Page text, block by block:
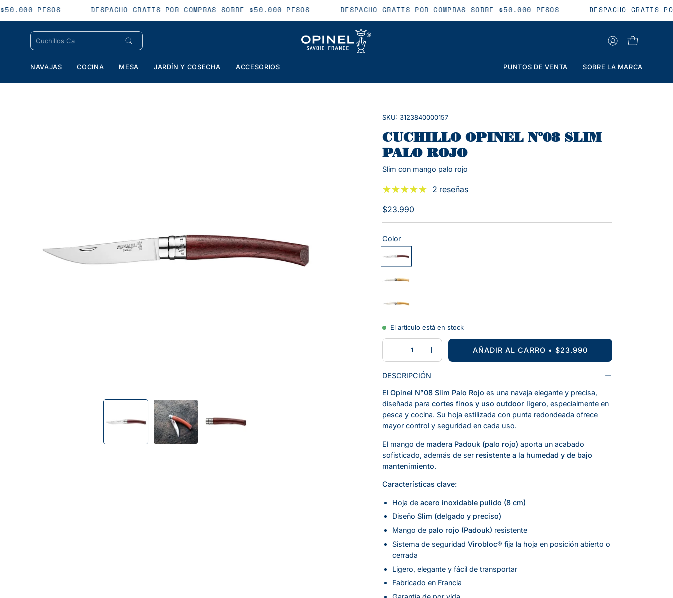
Saltar
al
contenido
$50.000 PESOS DESPACHO GRATIS POR COMPRAS SOBRE $50.000 PESOS DESPACHO GRATIS POR COMPRAS SOBRE $50.000 PESOS DESPACHO
MI
CARRO
NAVAJAS COCINA MESA JARDÍN Y COSECHA ACCESORIOS PUNTOS DE VENTA SOBRE LA MARCA
SKU: 3123840000157
CUCHILLO OPINEL N°08 SLIM
PALO ROJO
Slim con mango palo rojo
2 reseñas
$23.990
Color
El artículo está en stock
CANTIDAD
Cantidad
AÑADIR AL CARRO $23.990
DESCRIPCIÓN
El Opinel N°08 Slim Palo Rojo es una navaja elegante y precisa,
diseñada para cortes finos y uso outdoor ligero, especialmente en
pesca y cocina. Su hoja estilizada con punta redondeada ofrece
mayor control y seguridad en cada uso.
El mango de madera Padouk (palo rojo) aporta un acabado
sofisticado, además de ser resistente a la humedad y de bajo
mantenimiento.
Características clave:
Hoja de acero inoxidable pulido (8 cm)
Diseño Slim (delgado y preciso)
Mango de palo rojo (Padouk) resistente
Sistema de seguridad Virobloc® fija la hoja en posición abierto o
cerrada
Ligero, elegante y fácil de transportar
Fabricado en Francia